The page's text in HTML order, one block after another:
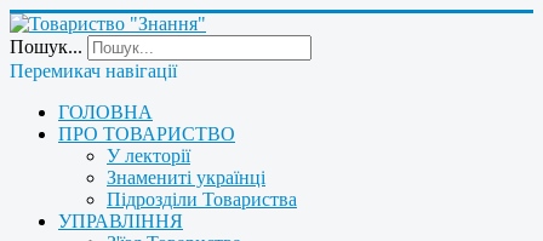
Пошук...
Перемикач навігації
ГОЛОВНА
ПРО ТОВАРИСТВО
У лекторії
Знамениті українці
Підрозділи Товариства
УПРАВЛІННЯ